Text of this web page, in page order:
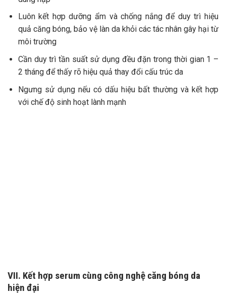
Luôn kết hợp dưỡng ẩm và chống nắng để duy trì hiệu
quả căng bóng, bảo vệ làn da khỏi các tác nhân gây hại từ
môi trường
Cần duy trì tần suất sử dụng đều đặn trong thời gian 1 –
2 tháng để thấy rõ hiệu quả thay đổi cấu trúc da
Ngưng sử dụng nếu có dấu hiệu bất thường và kết hợp
với chế độ sinh hoạt lành mạnh
VII. Kết hợp serum cùng công nghệ căng bóng da
hiện đại